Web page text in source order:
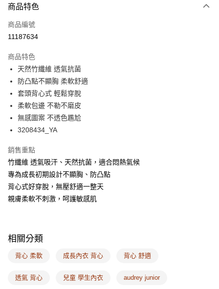
信用卡一次付款
超商取貨付款
Apple Pay
悠遊付
Google Pay
全支付
【關於「AFTEE先享後付」】
AFTEE先享後付是「在收到商品之後才付款」的支付方式。 讓您購物簡單
便利好安心！
【「AFTEE先享後付」結帳流程】
結帳頁面，進行簡訊認證並確認金額後，即可完成結帳。
３．收到繳費通知簡訊後14天內，點擊此簡訊中的連結，可透過四大超商／
ATM付款
每筆NT$100，滿NT$1,500(含以上)免運費
付款後全家取貨
商品特色
商品編號
11187634
商品特色
天然竹纖維 透氣抗菌
防凸點不顯胸 柔軟舒適
套頭背心式 輕鬆穿脫
柔軟包邊 不勒不磨皮
無感圖案 不透色尷尬
3208434_YA
銷售重點
竹纖維 透氣吸汗、天然抗菌，適合悶熱氣候
專為成長初期設計不顯胸、防凸點
背心式好穿脫，無壓舒適一整天
親膚柔軟不刺激，呵護敏感肌
相關分類
背心 柔軟 成長內衣 背心 背心 舒適
透氣 背心 兒童 學生內衣 audrey junior